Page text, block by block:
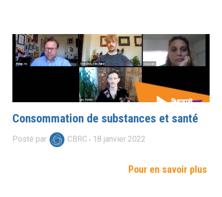
Consommation de substances et santé
Posté par CBRC 18 janvier 2022
Pour en savoir plus